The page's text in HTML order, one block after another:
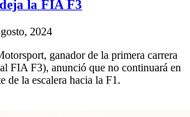
la FIA F3
2024
ganador de la primera carrera
FIA F3), anunció que no continuará en
de la escalera hacia la F1.